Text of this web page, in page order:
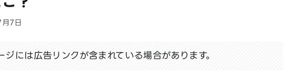
7日
ジには広告リンクが含まれている場合があります。